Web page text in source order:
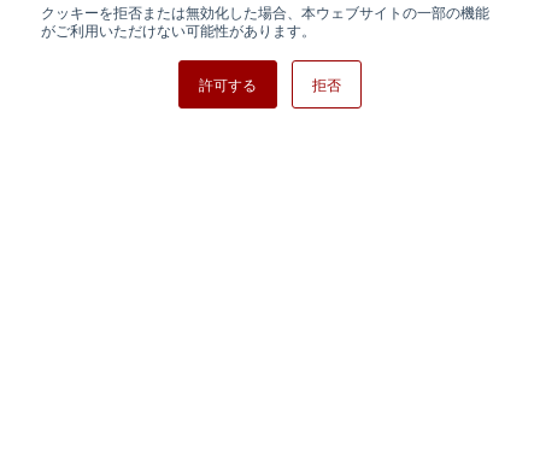
クッキーを拒否または無効化した場合、本ウェブサイトの一部の機能
がご利用いただけない可能性があります。
許可する 拒否
日清紡ホールディングス
Copyright ⓒ Nisshinbo Micro Devices Inc. All Rights Reserved.